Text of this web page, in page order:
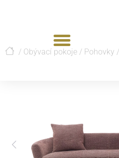
/ Obývací pokoje / Pohovky /